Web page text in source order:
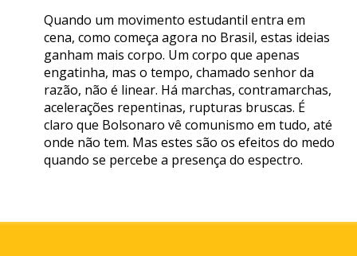
Quando um movimento estudantil entra em
cena, como começa agora no Brasil, estas ideias
ganham mais corpo. Um corpo que apenas
engatinha, mas o tempo, chamado senhor da
razão, não é linear. Há marchas, contramarchas,
acelerações repentinas, rupturas bruscas. É
claro que Bolsonaro vê comunismo em tudo, até
onde não tem. Mas estes são os efeitos do medo
quando se percebe a presença do espectro.